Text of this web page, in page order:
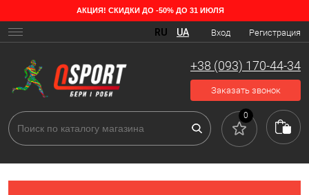
АКЦИЯ! СКИДКИ ДО -50% ДО 31 ИЮЛЯ
Вход Регистрация
RU UA
+38 (093) 170-44-34
Заказать звонок
0